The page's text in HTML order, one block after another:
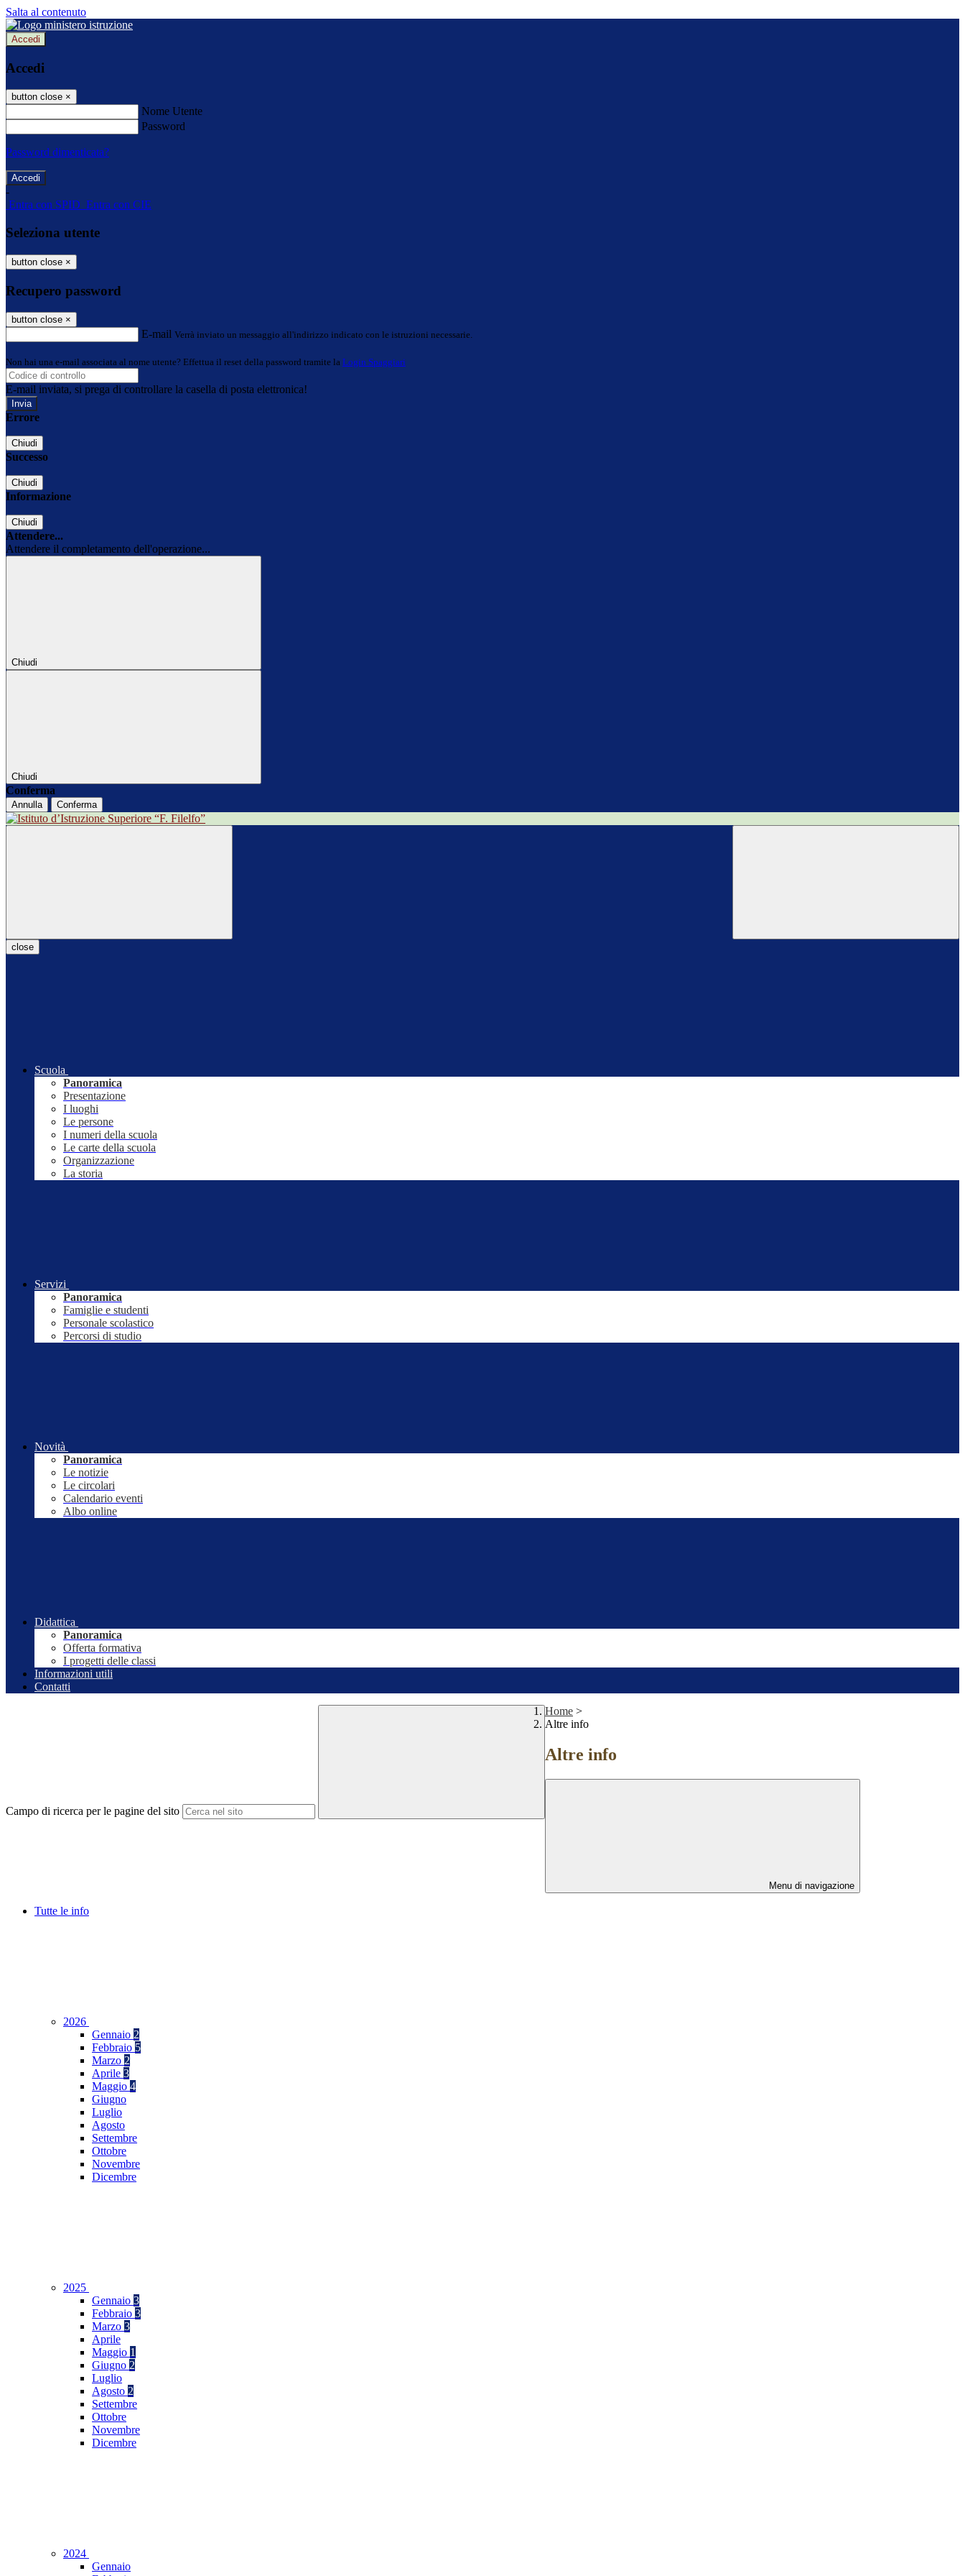
Salta al contenuto
Accedi
Accedi
button close ×
Nome Utente
Password
Password dimenticata?
-
Entra con SPID Entra con CIE
Seleziona utente
button close ×
Recupero password
button close ×
E-mail Verrà inviato un messaggio all'indirizzo indicato con le istruzioni necessarie.
Non hai una e-mail associata al nome utente? Effettua il reset della password tramite la Login Spaggiari
E-mail inviata, si prega di controllare la casella di posta elettronica!
Errore
Chiudi
Successo
Chiudi
Informazione
Chiudi
Attendere...
Attendere il completamento dell'operazione...
Chiudi
Chiudi
Conferma
Annulla Conferma
close
Scuola
Panoramica
Presentazione
I luoghi
Le persone
I numeri della scuola
Le carte della scuola
Organizzazione
La storia
Servizi
Panoramica
Famiglie e studenti
Personale scolastico
Percorsi di studio
Novità
Panoramica
Le notizie
Le circolari
Calendario eventi
Albo online
Didattica
Panoramica
Offerta formativa
I progetti delle classi
Informazioni utili
Contatti
Campo di ricerca per le pagine del sito
Home >
Altre info
Altre info
Menu di navigazione
Tutte le info
2026
Gennaio 2
Febbraio 5
Marzo 2
Aprile 3
Maggio 4
Giugno
Luglio
Agosto
Settembre
Ottobre
Novembre
Dicembre
2025
Gennaio 3
Febbraio 3
Marzo 3
Aprile
Maggio 1
Giugno 2
Luglio
Agosto 2
Settembre
Ottobre
Novembre
Dicembre
2024
Gennaio